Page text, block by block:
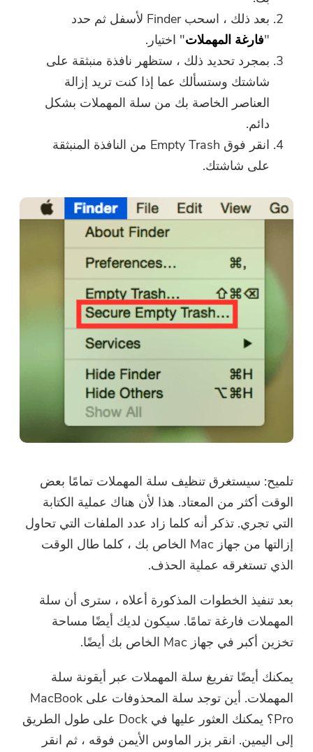
بعد ذلك ، اسحب Finder لأسفل ثم حدد
"فارغة المهملات" اختيار.
بمجرد تحديد ذلك ، ستظهر نافذة منبثقة على
شاشتك وستسألك عما إذا كنت تريد إزالة
العناصر الخاصة بك من سلة المهملات بشكل
دائم.
انقر فوق Empty Trash من النافذة المنبثقة
على شاشتك.
تلميح: سيستغرق تنظيف سلة المهملات تمامًا بعض
الوقت أكثر من المعتاد. هذا لأن هناك عملية الكتابة
التي تجري. تذكر أنه كلما زاد عدد الملفات التي تحاول
إزالتها من جهاز Mac الخاص بك ، كلما طال الوقت
الذي تستغرقه عملية الحذف.
بعد تنفيذ الخطوات المذكورة أعلاه ، سترى أن سلة
المهملات فارغة تمامًا. سيكون لديك أيضًا مساحة
تخزين أكبر في جهاز Mac الخاص بك أيضًا.
يمكنك أيضًا تفريغ سلة المهملات عبر أيقونة سلة
المهملات. أين توجد سلة المحذوفات على MacBook
Pro؟ يمكنك العثور عليها في Dock على طول الطريق
إلى اليمين. انقر بزر الماوس الأيمن فوقه ، ثم انقر